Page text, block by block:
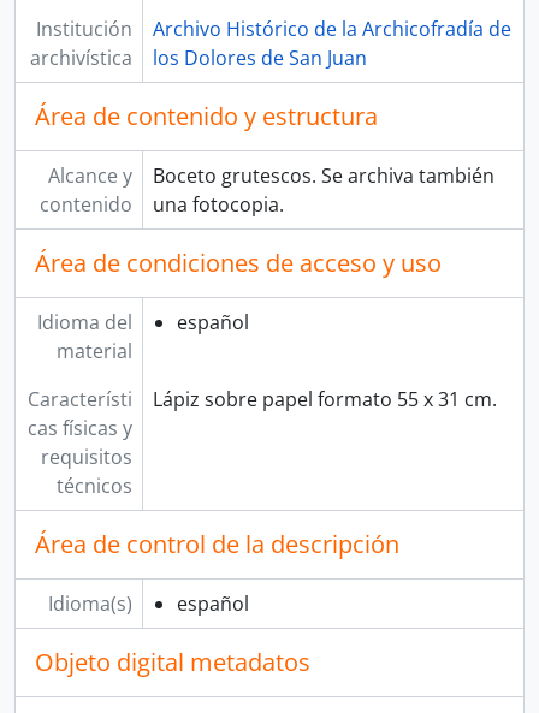
Institución
archivística
Archivo Histórico de la Archicofradía de
los Dolores de San Juan
Área de contenido y estructura
Alcance y
contenido
Boceto grutescos. Se archiva también
una fotocopia.
Área de condiciones de acceso y uso
Idioma del
material
español
Característi
cas físicas y
requisitos
técnicos
Lápiz sobre papel formato 55 x 31 cm.
Área de control de la descripción
Idioma(s) español
Objeto digital metadatos